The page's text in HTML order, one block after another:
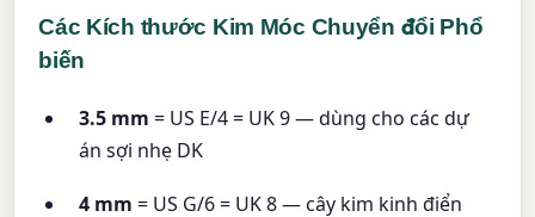
Các Kích thước Kim Móc Chuyển đổi Phổ
biến
3.5 mm = US E/4 = UK 9 — dùng cho các dự
án sợi nhẹ DK
4 mm = US G/6 = UK 8 — cây kim kinh điển